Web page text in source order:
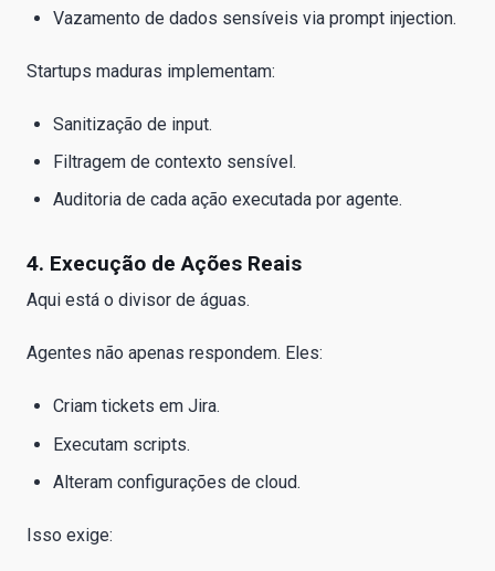
Vazamento de dados sensíveis via prompt injection.
Startups maduras implementam:
Sanitização de input.
Filtragem de contexto sensível.
Auditoria de cada ação executada por agente.
4. Execução de Ações Reais
Aqui está o divisor de águas.
Agentes não apenas respondem. Eles:
Criam tickets em Jira.
Executam scripts.
Alteram configurações de cloud.
Isso exige: